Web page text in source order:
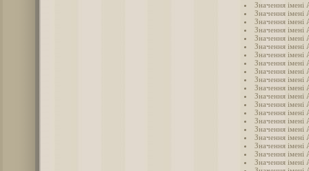
Значення імені
Значення імені
Значення імені
Значення імені
Значення імені
Значення імені
Значення імені
Значення імені
Значення імені
Значення імені
Значення імені
Значення імені
Значення імені
Значення імені
Значення імені
Значення імені
Значення імені
Значення імені
Значення імені
Значення імені